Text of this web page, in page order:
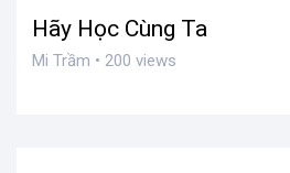
Hãy Học Cùng Ta
Mi Trầm • 200 views